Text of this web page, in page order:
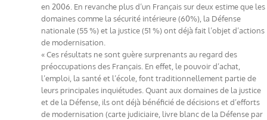
en 2006. En revanche plus d’un Français sur deux estime que les
domaines comme la sécurité intérieure (60%), la Défense
nationale (55 %) et la justice (51 %) ont déjà fait l’objet d’actions
de modernisation.
« Ces résultats ne sont guère surprenants au regard des
préoccupations des Français. En effet, le pouvoir d’achat,
l’emploi, la santé et l’école, font traditionnellement partie de
leurs principales inquiétudes. Quant aux domaines de la justice
et de la Défense, ils ont déjà bénéficié de décisions et d’efforts
de modernisation (carte judiciaire, livre blanc de la Défense par